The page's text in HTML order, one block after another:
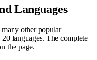
Languages
other popular
languages. The complete
the page.